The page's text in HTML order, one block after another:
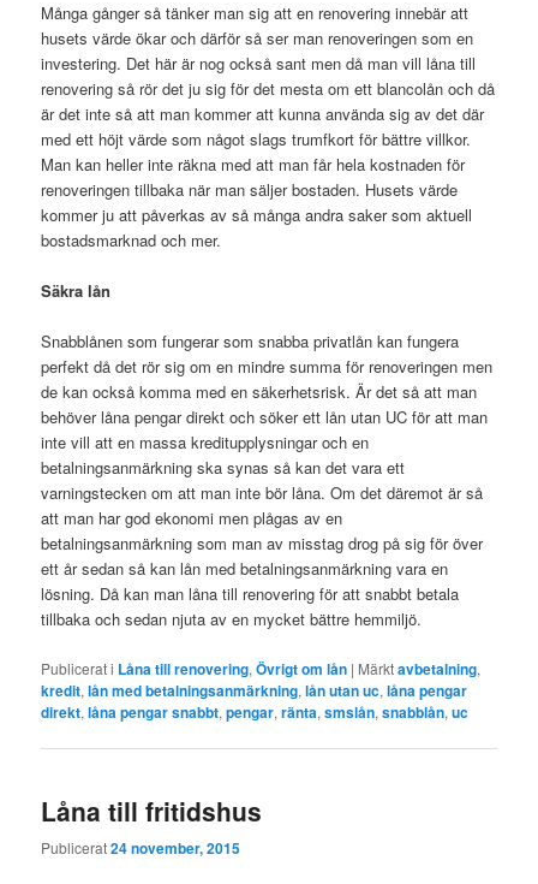
Många gånger så tänker man sig att en renovering innebär att
husets värde ökar och därför så ser man renoveringen som en
investering. Det här är nog också sant men då man vill låna till
renovering så rör det ju sig för det mesta om ett blancolån och då
är det inte så att man kommer att kunna använda sig av det där
med ett höjt värde som något slags trumfkort för bättre villkor.
Man kan heller inte räkna med att man får hela kostnaden för
renoveringen tillbaka när man säljer bostaden. Husets värde
kommer ju att påverkas av så många andra saker som aktuell
bostadsmarknad och mer.
Säkra lån
Snabblånen som fungerar som snabba privatlån kan fungera
perfekt då det rör sig om en mindre summa för renoveringen men
de kan också komma med en säkerhetsrisk. Är det så att man
behöver låna pengar direkt och söker ett lån utan UC för att man
inte vill att en massa kreditupplysningar och en
betalningsanmärkning ska synas så kan det vara ett
varningstecken om att man inte bör låna. Om det däremot är så
att man har god ekonomi men plågas av en
betalningsanmärkning som man av misstag drog på sig för över
ett år sedan så kan lån med betalningsanmärkning vara en
lösning. Då kan man låna till renovering för att snabbt betala
tillbaka och sedan njuta av en mycket bättre hemmiljö.
Publicerat i Låna till renovering,Övrigt om lån | Märktavbetalning,
kredit,lån med betalningsanmärkning,lån utan uc,låna pengar
direkt,låna pengar snabbt,pengar,ränta,smslån,snabblån,uc
Låna till fritidshus
Publicerat24 november, 2015